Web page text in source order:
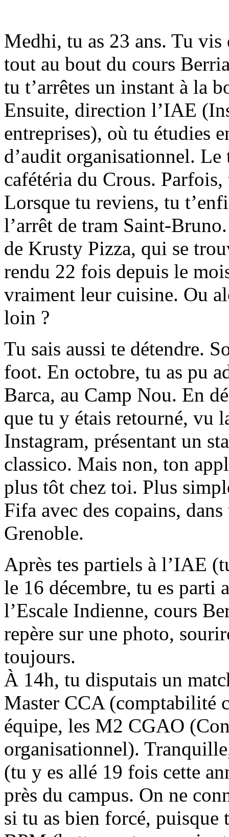
Medhi, tu as 23 ans. Tu
tout au bout du cours
tu t’arrêtes un instant à la
Ensuite, direction l’IAE
entreprises), où tu étudies
d’audit organisationnel.
cafétéria du Crous.
Lorsque tu reviens, tu
l’arrêt de tram Saint-
de Krusty Pizza, qui se
rendu 22 fois depuis le
vraiment leur cuisine. Ou
loin ?
Tu sais aussi te détendre.
foot. En octobre, tu as pu
Barca, au Camp Nou. En
que tu y étais retourné, vu
Instagram, présentant un
classico. Mais non, ton
plus tôt chez toi. Plus
Fifa avec des copains,
Grenoble.
Après tes partiels à l’IAE
le 16 décembre, tu es parti
l’Escale Indienne, cours
repère sur une photo,
toujours.
À 14h, tu disputais un
Master CCA (comptabilité
équipe, les M2 CGAO
organisationnel).
(tu y es allé 19 fois cette
près du campus. On ne
si tu as bien forcé,